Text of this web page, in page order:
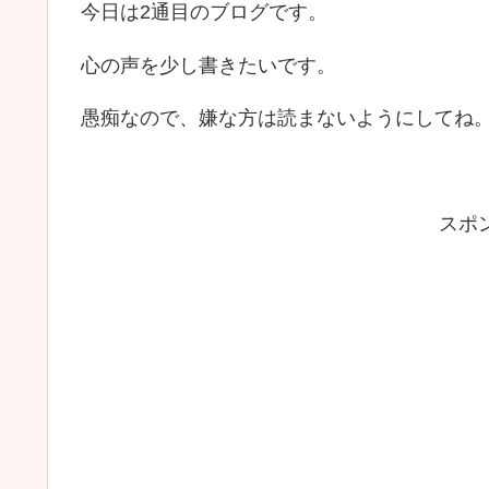
今日は2通目のブログです。
心の声を少し書きたいです。
愚痴なので、嫌な方は読まないようにしてね。
スポ